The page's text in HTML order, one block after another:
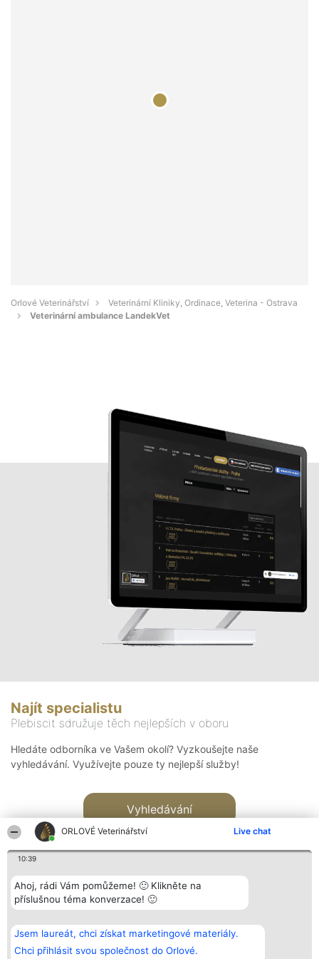
ORLOVÉ Veterinářství Live chat
10:39
Ahoj, rádi Vám pomůžeme! 🙂 Klikněte na
příslušnou téma konverzace! 🙂
Jsem laureát, chci získat marketingové materiály.
Chci přihlásit svou společnost do Orlové.
Orlové Veterinářství
Veterinární Kliniky, Ordinace, Veterina - Ostrava
Veterinární ambulance LandekVet
Najít specialistu
Plebiscit sdružuje těch nejlepších v oboru
Hledáte odborníka ve Vašem okolí? Vyzkoušejte naše
vyhledávání. Využívejte pouze ty nejlepší služby!
Vyhledávání
Bright Side Solutions sp. z o.
o. sp. k.
ul. Ruska 22
Wrocław 50-079
Vítězové
Seznam všech
laureátů
Zásady
Kontakt